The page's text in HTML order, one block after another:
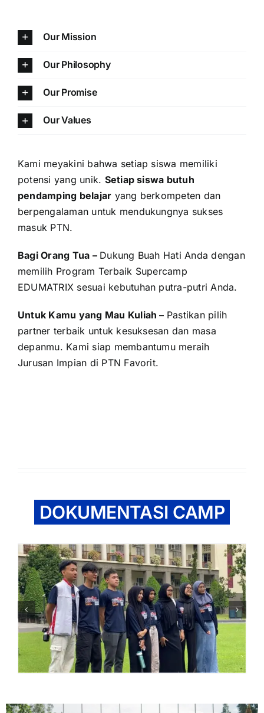
Our Mission
Our Philosophy
Our Promise
Our Values
Kami meyakini bahwa setiap siswa memiliki
potensi yang unik. Setiap siswa butuh
pendamping belajar yang berkompeten dan
berpengalaman untuk mendukungnya sukses
masuk PTN.
Bagi Orang Tua – Dukung Buah Hati Anda dengan
memilih Program Terbaik Supercamp
EDUMATRIX sesuai kebutuhan putra-putri Anda.
Untuk Kamu yang Mau Kuliah – Pastikan pilih
partner terbaik untuk kesuksesan dan masa
depanmu. Kami siap membantumu meraih
Jurusan Impian di PTN Favorit.
DOKUMENTASI CAMP